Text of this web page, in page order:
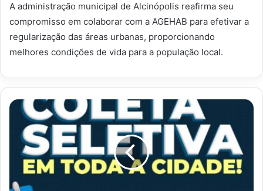
A administração municipal de Alcinópolis reafirma seu
compromisso em colaborar com a AGEHAB para efetivar a
regularização das áreas urbanas, proporcionando
melhores condições de vida para a população local.